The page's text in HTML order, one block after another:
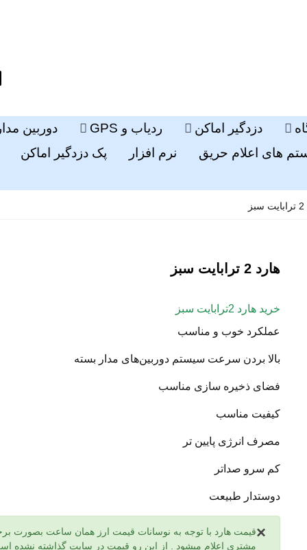
دزدگیر اماکن ردیاب و GPS
دوربین
های اعلام حریق
نرم افزار پک دزدگیر اماکن
هارد 2 ترابایت سبز
خرید هارد 2ترابایت سبز
عملکرد خوب و مناسب
بالا بردن سرعت سیستم دوربین‌های مدار بسته
فضای ذخیره سازی مناسب
کیفیت مناسب
مصرف انرژی پایین تر
کم سرو صداتر
دوستدار طبیعت
×قیمت هارد با توجه به نوسانات قیمت ارز همان ساعت بصورت
مشتری اعلام میشود . از این رو قیمت در سایت گذاشته نشده